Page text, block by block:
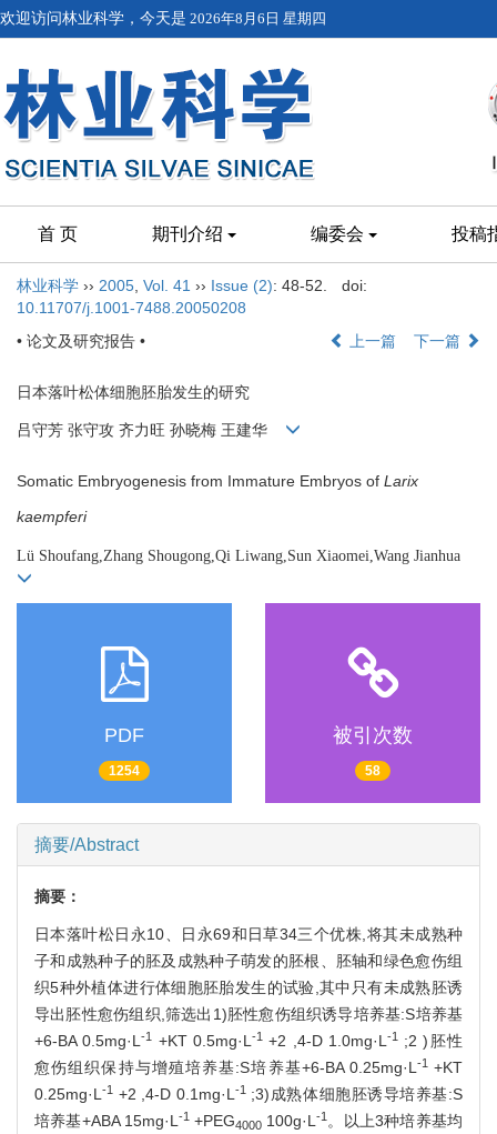
欢迎访问林业科学，今天是 2026年8月6日 星期四
首 页 期刊介绍 编委会 投稿
林业科学 ›› 2005 Vol. 41 ›› Issue (2): 48-52.
doi:
10.11707/j.1001-7488.20050208
• 论文及研究报告 •
上一篇 下一篇
日本落叶松体细胞胚胎发生的研究
吕守芳 张守攻 齐力旺 孙晓梅 王建华
Somatic Embryogenesis from Immature Embryos of Larix
kaempferi
Lü Shoufang,Zhang Shougong,Qi Liwang,Sun Xiaomei,Wang Jianhua
PDF
1254
被引次数
58
摘要/Abstract
摘要：
日本落叶松日永10、日永69和日草34三个优株,将其未成熟种
子和成熟种子的胚及成熟种子萌发的胚根、胚轴和绿色愈伤组
织5种外植体进行体细胞胚胎发生的试验,其中只有未成熟胚诱
导出胚性愈伤组织,筛选出1)胚性愈伤组织诱导培养基:S培养基
+6-BA 0.5mg·L-1 +KT 0.5mg·L -1+2 ,4-D 1.0mg·L -1;2 )胚性
愈伤组织保持与增殖培养基:S培养基+6-BA 0.25mg·L -1+KT
0.25mg·L -1 +2 ,4-D 0.1mg·L -1;3)成熟体细胞胚诱导培养基:S
培养基+ABA 15mg·L -1+PEG4000 100g·L-1 。以上3种培养基均